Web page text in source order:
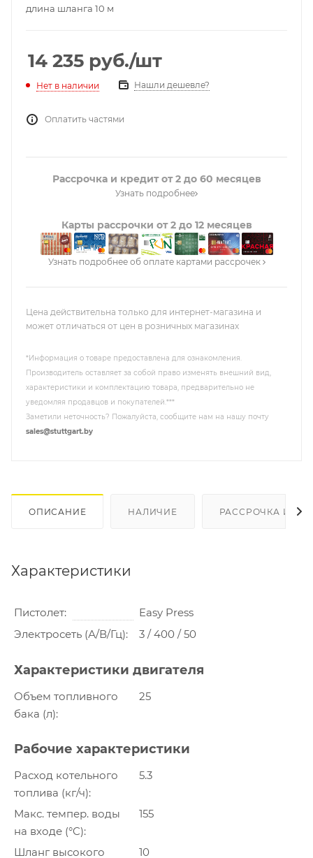
длина шланга 10 м
14 235 руб./шт
Нет в наличии Нашли дешевле?
Оплатить частями
Рассрочка и кредит от 2 до 60 месяцев
Узнать подробнее
Карты рассрочки от 2 до 12 месяцев
Узнать подробнее об оплате картами рассрочек
Цена действительна только для интернет-магазина и
может отличаться от цен в розничных магазинах
*Информация о товаре предоставлена для ознакомления.
Производитель оставляет за собой право изменять внешний вид,
характеристики и комплектацию товара, предварительно не
уведомляя продавцов и покупателей.***
Заметили неточность? Пожалуйста, сообщите нам на нашу почту
sales@stuttgart.by
ОПИСАНИЕ НАЛИЧИЕ РАССРОЧКА И
Характеристики
Пистолет
Easy Press
Электросеть (А/В/Гц)
3 / 400 / 50
Характеристики двигателя
Объем топливного
бака (л)
25
Рабочие характеристики
Расход котельного
топлива (кг/ч)
5.3
Макс. темпер. воды
на входе (°C)
155
Шланг высокого 10